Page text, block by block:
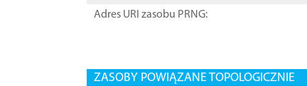
Adres URI zasobu PRNG:
ZASOBY POWIĄZANE TOPOLOGICZNIE